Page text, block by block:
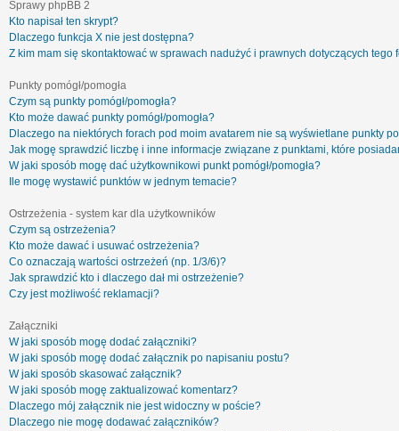
Sprawy phpBB 2
Kto napisał ten skrypt?
Dlaczego funkcja X nie jest dostępna?
Z kim mam się skontaktować w sprawach nadużyć i prawnych dotyczących tego
Punkty pomógł/pomogła
Czym są punkty pomógł/pomogła?
Kto może dawać punkty pomógł/pomogła?
Dlaczego na niektórych forach pod moim avatarem nie są wyświetlane punkty
Jak mogę sprawdzić liczbę i inne informacje związane z punktami, które
W jaki sposób mogę dać użytkownikowi punkt pomógł/pomogła?
Ile mogę wystawić punktów w jednym temacie?
Ostrzeżenia - system kar dla użytkowników
Czym są ostrzeżenia?
Kto może dawać i usuwać ostrzeżenia?
Co oznaczają wartości ostrzeżeń (np. 1/3/6)?
Jak sprawdzić kto i dlaczego dał mi ostrzeżenie?
Czy jest możliwość reklamacji?
Załączniki
W jaki sposób mogę dodać załączniki?
W jaki sposób mogę dodać załącznik po napisaniu postu?
W jaki sposób skasować załącznik?
W jaki sposób mogę zaktualizować komentarz?
Dlaczego mój załącznik nie jest widoczny w poście?
Dlaczego nie mogę dodawać załączników?